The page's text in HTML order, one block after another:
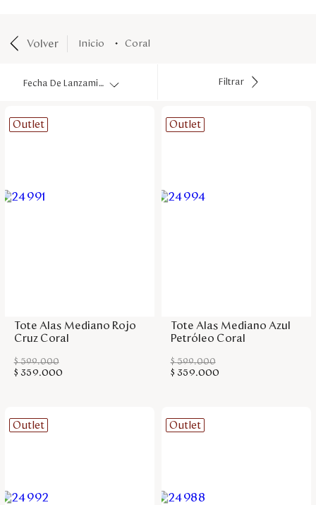
Outlet
Disney
Servicio al cliente
USA
Venezuela
Volver coral
Fecha De Lanzamiento Filtrar
Outlet
Tote Alas Mediano Rojo
Cruz Coral
$ 599.000
$ 359.000
Outlet
Tote Alas Mediano Azul
Petróleo Coral
$ 599.000
$ 359.000
Outlet Outlet